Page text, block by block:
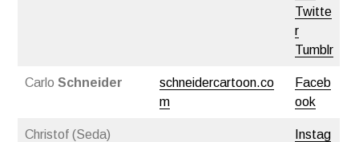
Twitte
r
Tumblr
CarloSchneider
schneidercartoon.co
m
Faceb
ook
Christof (Seda)
Instag